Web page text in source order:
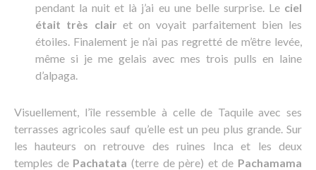
pendant la nuit et là j’ai eu une belle surprise. Le ciel
était très clair et on voyait parfaitement bien les
étoiles. Finalement je n’ai pas regretté de m’être levée,
même si je me gelais avec mes trois pulls en laine
d’alpaga.
Visuellement, l’île ressemble à celle de Taquile avec ses
terrasses agricoles sauf qu’elle est un peu plus grande. Sur
les hauteurs on retrouve des ruines Inca et les deux
temples dePachatata (terre de père) et de Pachamama